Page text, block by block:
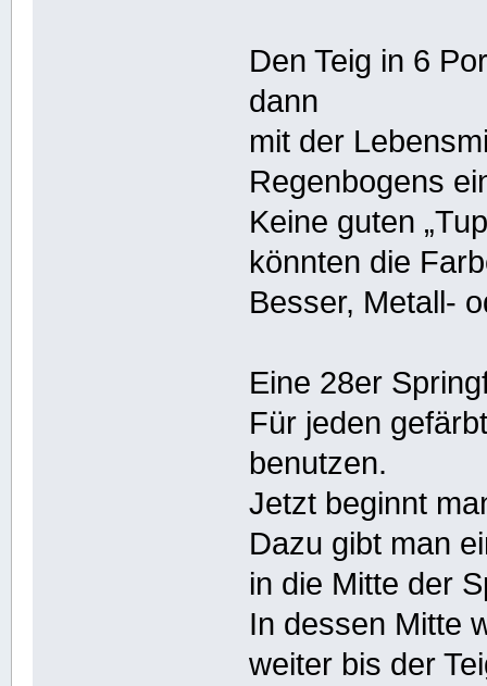
Den Teig in 6
dann
mit der
Regenbogens
Keine guten
könnten die
Besser, Metall-
Eine 28er
Für jeden
benutzen.
Jetzt beginnt
Dazu gibt man
in die Mitte der
In dessen Mitte
weiter bis der